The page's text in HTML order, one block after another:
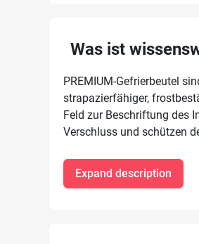
Was ist
PREMIUM-Gefrierbeutel
strapazierfähiger,
Feld zur Beschriftung des
Verschluss und schützen
Expand description